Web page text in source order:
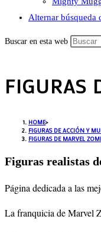
Alternar búsqueda
Buscar en esta web
FIGURAS
HOME>
FIGURAS DE ACCIÓN Y
FIGURAS DE MARVEL
Figuras realistas
Página dedicada a las
La franquicia de Marvel